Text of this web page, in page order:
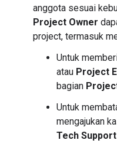
anggota sesuai
Project Owner
project, termasuk
Untuk
atau Project
bagian
Untuk
mengajukan
Tech